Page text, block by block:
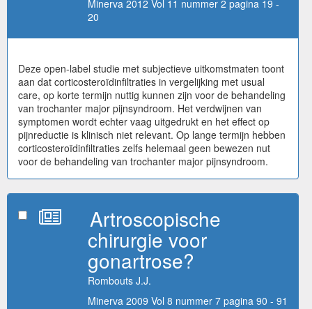
Minerva 2012 Vol 11 nummer 2 pagina 19 -
20
Deze open-label studie met subjectieve uitkomstmaten toont
aan dat corticosteroïdinfiltraties in vergelijking met usual
care, op korte termijn nuttig kunnen zijn voor de behandeling
van trochanter major pijnsyndroom. Het verdwijnen van
symptomen wordt echter vaag uitgedrukt en het effect op
pijnreductie is klinisch niet relevant. Op lange termijn hebben
corticosteroïdinfiltraties zelfs helemaal geen bewezen nut
voor de behandeling van trochanter major pijnsyndroom.
Artroscopische
chirurgie voor
gonartrose?
Rombouts J.J.
Minerva 2009 Vol 8 nummer 7 pagina 90 - 91